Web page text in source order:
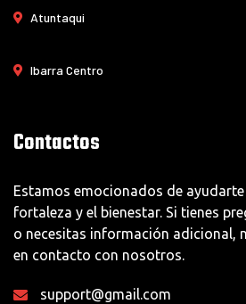
Atuntaqui
Ibarra Centro
Contactos
Estamos emocionados de
fortaleza y el bienestar. Si tienes
o necesitas información adicional,
en contacto con nosotros.
support@gmail.com